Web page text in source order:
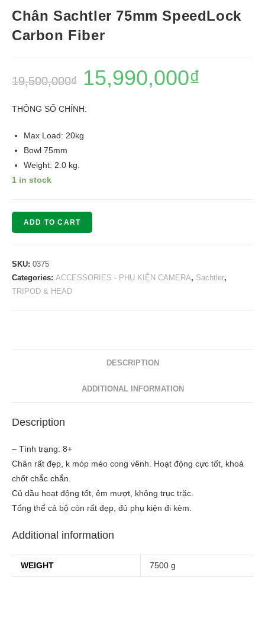
Chân Sachtler 75mm SpeedLock
Carbon Fiber
19,500,000₫ 15,990,000₫
THÔNG SỐ CHÍNH:
Max Load: 20kg
Bowl 75mm
Weight: 2.0 kg.
1 in stock
ADD TO CART
SKU: 0375
Categories: ACCESSORIES - PHỤ KIỆN CAMERA, Sachtler,
TRIPOD & HEAD
DESCRIPTION
ADDITIONAL INFORMATION
Description
– Tình trạng: 8+
Chân rất đẹp, k móp méo cong vênh. Hoạt động cực tốt, khoá
chốt chắc chắn.
Củ dầu hoạt động tốt, êm mượt, không trục trặc.
Tổng thể cả bộ còn rất đẹp, đủ phụ kiện đi kèm.
Additional information
WEIGHT 7500 g